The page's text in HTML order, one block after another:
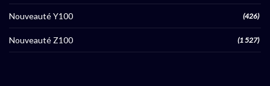
Nouveauté Y100 (426)
Nouveauté Z100 (1 527)